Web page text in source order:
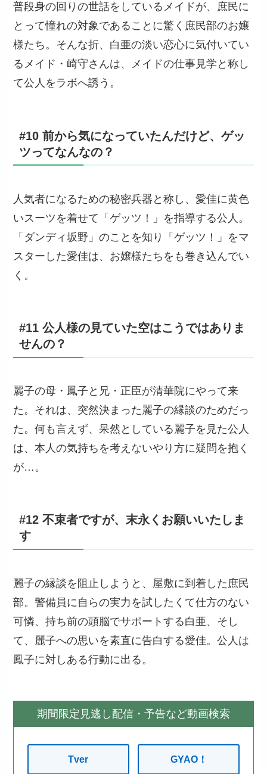
普段身の回りの世話をしているメイドが、庶民に
とって憧れの対象であることに驚く庶民部のお嬢
様たち。そんな折、白亜の淡い恋心に気付いてい
るメイド・崎守さんは、メイドの仕事見学と称し
て公人をラボへ誘う。
#10 前から気になっていたんだけど、ゲッ
ツってなんなの？
人気者になるための秘密兵器と称し、愛佳に黄色
いスーツを着せて「ゲッツ！」を指導する公人。
「ダンディ坂野」のことを知り「ゲッツ！」をマ
スターした愛佳は、お嬢様たちをも巻き込んでい
く。
#11 公人様の見ていた空はこうではありま
せんの？
麗子の母・鳳子と兄・正臣が清華院にやって来
た。それは、突然決まった麗子の縁談のためだっ
た。何も言えず、呆然としている麗子を見た公人
は、本人の気持ちを考えないやり方に疑問を抱く
が…。
#12 不束者ですが、末永くお願いいたしま
す
麗子の縁談を阻止しようと、屋敷に到着した庶民
部。警備員に自らの実力を試したくて仕方のない
可憐、持ち前の頭脳でサポートする白亜、そし
て、麗子への思いを素直に告白する愛佳。公人は
鳳子に対しある行動に出る。
期間限定見逃し配信・予告など動画検索
Tver GYAO！